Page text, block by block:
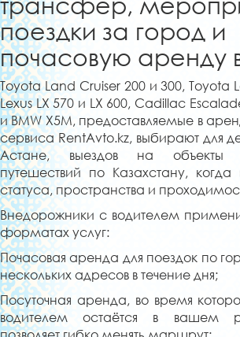
поездки за город и
почасовую аренду
Toyota Land Cruiser 200 и 300, Toyota
Lexus LX 570 и LX 600, Cadillac
и BMW X5M, предоставляемые в
сервиса RentAvto.kz, выбирают для
Астане, выездов на
путешествий по Казахстану,
статуса, пространства и
Внедорожники с водителем
форматах услуг:
Почасовая аренда для поездок по
нескольких адресов в течение дня;
Посуточная аренда, во время
водителем остаётся в вашем